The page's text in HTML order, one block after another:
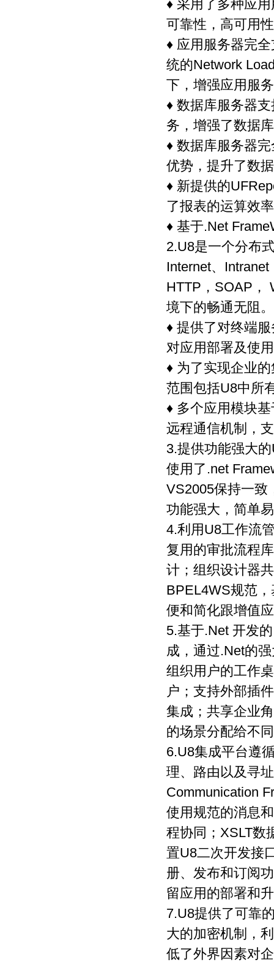
♦ 采用了多种应
可靠性，高可用
♦ 应用服务器完
统的Network
下，增强应用服
♦ 数据库服务器
务，增强了数据
♦ 数据库服务器
优势，提升了数
♦ 新提供的
了报表的运算效
♦ 基于.Net
2.U8是一个分布
Internet、
HTTP，SOAP，
境下的畅通无阻。
♦ 提供了对终端
对应用部署及使
♦ 为了实现企业
范围包括U8中所
♦ 多个应用模块
远程通信机制，
3.提供功能强大
使用了.net
VS2005保持一致
功能强大，简单
4.利用U8工作流
复用的审批流程
计；组织设计器
BPEL4WS规范
便和简化跟增值
5.基于.Net 开发
成，通过.Net的
组织用户的工作
户；支持外部插
集成；共享企业
的场景分配给不
6.U8集成平台遵
理、路由以及寻
Communication
使用规范的消息
程协同；XSLT数
置U8二次开发接
册、发布和订阅
留应用的部署和
7.U8提供了可靠
大的加密机制，
低了外界因素对